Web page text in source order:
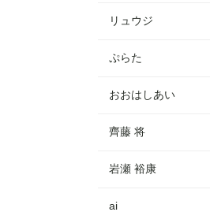
リュウジ
ぷらた
おおはしあい
齊藤 将
岩瀬 裕康
ai